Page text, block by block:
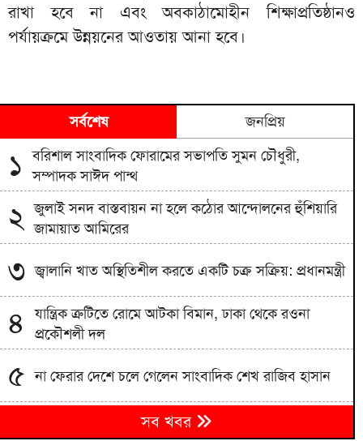
রাখা হবে না এবং অবকাঠামোহীন শিক্ষাপ্রতিষ্ঠানও
পর্যায়ক্রমে উন্নয়নের আওতায় আনা হবে।
সর্বশেষ জনপ্রিয়
১ বরিশাল সাংবাদিক ফোরামের সভাপতি সুমন চৌধুরী,
সম্পাদক সাঈদ পান্থ
২
জুলাই সনদ বাস্তবায়ন না হলে কঠোর আন্দোলনের হুঁশিয়ারি
জামায়াত আমিরের
৩ জ্বালানি খাত অস্থিতিশীল করতে একটি চক্র সক্রিয়: প্রধানমন্ত্রী
৪
যান্ত্রিক ত্রুটিতে রোমে আটকা বিমান, ঢাকা থেকে রওনা
প্রকৌশলী দল
৫ না ফেরার দেশে চলে গেলেন সাংবাদিক শেখ রাজিব হাসান
এবার ভারতীয় শিক্ষার্থীদের ওপর কঠোর ট্রাম্প প্রশাসন
সব খবর